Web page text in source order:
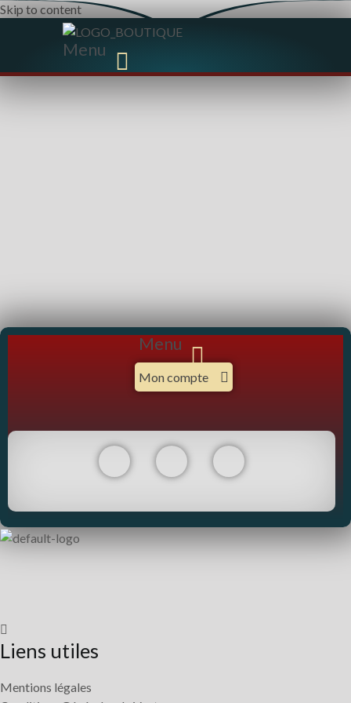
Skip to content
Menu
Menu
Mon compte
Liens utiles
Mentions légales